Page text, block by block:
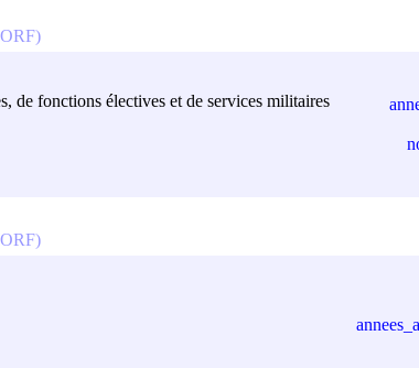
de fonctions électives et de services militaires